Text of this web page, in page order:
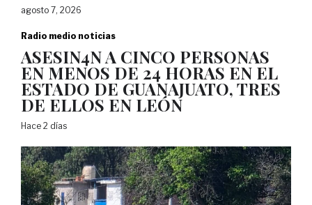
agosto 7, 2026
Radio medio noticias
ASESIN4N A CINCO PERSONAS
EN MENOS DE 24 HORAS EN EL
ESTADO DE GUANAJUATO, TRES
DE ELLOS EN LEÓN
Hace 2 días